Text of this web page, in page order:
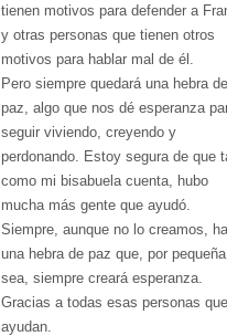
tienen motivos para defender a
y otras personas que tienen otros
motivos para hablar mal de él.
Pero siempre quedará una hebra de
paz, algo que nos dé esperanza
seguir viviendo, creyendo y
perdonando. Estoy segura de que
como mi bisabuela cuenta, hubo
mucha más gente que ayudó.
Siempre, aunque no lo creamos,
una hebra de paz que, por
sea, siempre creará esperanza.
Gracias a todas esas personas que
ayudan.